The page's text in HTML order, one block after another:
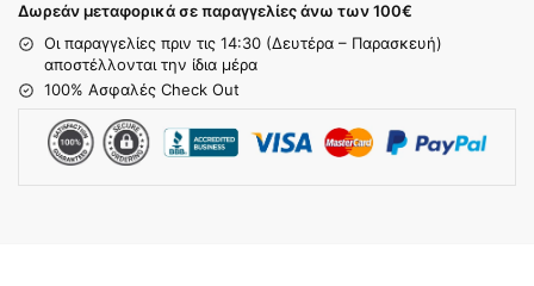
Δωρεάν μεταφορικά σε παραγγελίες άνω των 100€
Οι παραγγελίες πριν τις 14:30 (Δευτέρα – Παρασκευή)
αποστέλλονται την ίδια μέρα
100% Ασφαλές Check Out